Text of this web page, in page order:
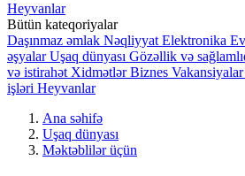
Heyvanlar
Bütün kateqoriyalar
Daşınmaz əmlak Nəqliyyat Elektronika
əşyalar Uşaq dünyası Gözəllik və
və istirahət Xidmətlər Biznes Vakansiyalar
işləri Heyvanlar
Ana səhifə
Uşaq dünyası
Məktəblilər üçün